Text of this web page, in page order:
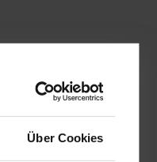
Über Cookies